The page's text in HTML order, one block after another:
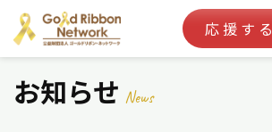
応援する
お知らせ News